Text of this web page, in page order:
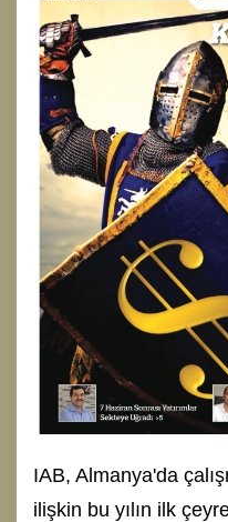
IAB, Almanya'da
ilişkin bu yılın ilk